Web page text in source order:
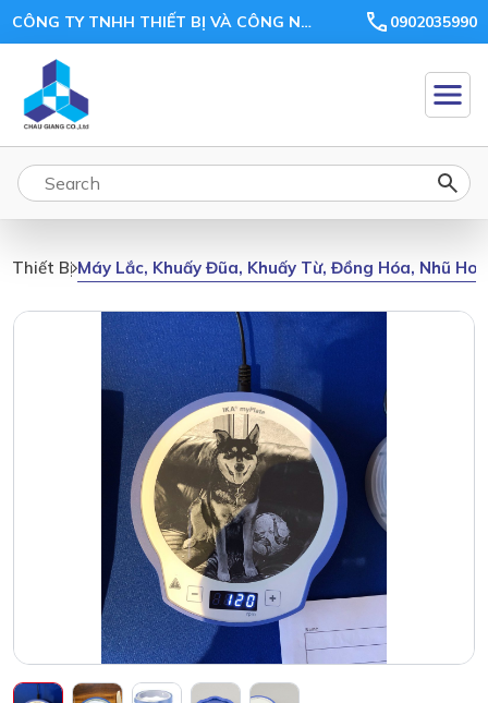
CÔNG TY TNHH THIẾT BỊ VÀ CÔNG NGHỆ CHÂU GIANG 0902035990
Thiết BịMáy Lắc, Khuấy Đũa, Khuấy Từ, Đồng Hóa, Nhũ Hoá